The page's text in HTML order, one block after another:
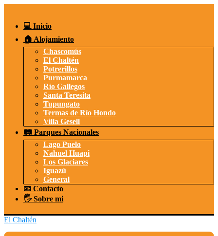
contenido💻 Inicio
🏠 Alojamiento
Chascomús
El Chaltén
Potrerillos
Purmamarca
Río Gallegos
Santa Teresita
Tupungato
Termas de Río Hondo
Villa Gesell
🛤️ Parques Nacionales
Lago Puelo
Nahuel Huapi
Los Glaciares
Iguazú
General
📧 Contacto
🖐️ Sobre mi
El Chaltén